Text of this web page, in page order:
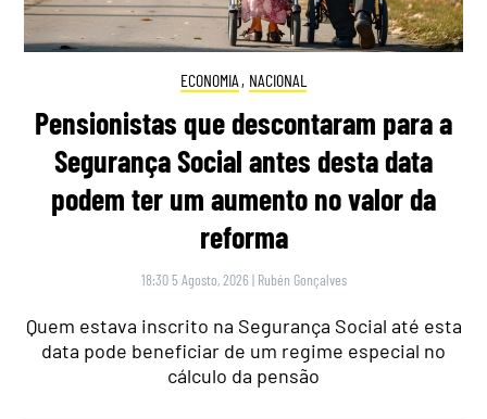
ECONOMIA , NACIONAL
Pensionistas que descontaram para a
Segurança Social antes desta data
podem ter um aumento no valor da
reforma
18:30 5 Agosto, 2026 | Rubén Gonçalves
Quem estava inscrito na Segurança Social até esta
data pode beneficiar de um regime especial no
cálculo da pensão